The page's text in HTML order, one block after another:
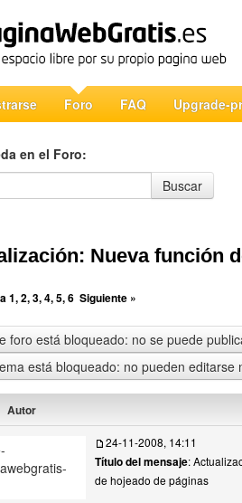
Foro FAQ Upgrade-
en el Foro:
en el Foro
Buscar
Nueva función
1,2,3,4,5,6 Siguiente »
foro está bloqueado: no se puede
está bloqueado: no pueden editarse
Autor
24-11-2008, 14:11
Título del mensaje:
de hojeado de páginas